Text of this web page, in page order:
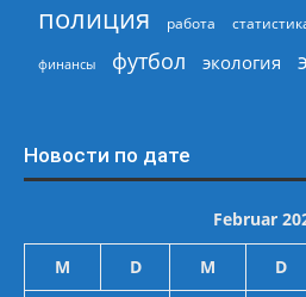
полиция работа
финансы футбол экология
Новости по дате
Februar
M D M D